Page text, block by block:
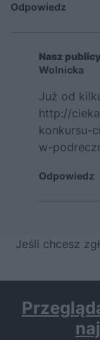
Odpowiedz
Nasz
Wolnicka
Już od
http://
konkursu-
w-
Odpowiedz
Jeśli chcesz